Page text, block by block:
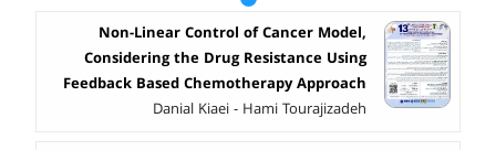
Non-Linear Control of Cancer Model,
Considering the Drug Resistance Using
Feedback Based Chemotherapy Approach
Danial Kiaei - Hami Tourajizadeh